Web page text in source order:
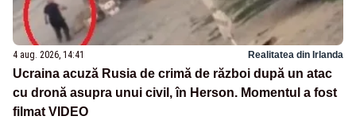
4 aug. 2026, 14:41 Realitatea din Irlanda
Ucraina acuză Rusia de crimă de război după un atac
cu dronă asupra unui civil, în Herson. Momentul a fost
filmat VIDEO